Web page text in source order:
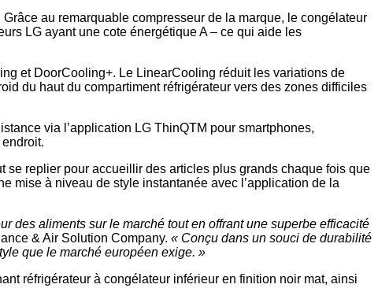
au remarquable compresseur de la marque, le congélateur
LG ayant une cote énergétique A – ce qui aide les
et DoorCooling+. Le LinearCooling réduit les variations de
du haut du compartiment réfrigérateur vers des zones difficiles
via l’application LG ThinQTM pour smartphones,
se replier pour accueillir des articles plus grands chaque fois que
mise à niveau de style instantanée avec l’application de la
des aliments sur le marché tout en offrant une superbe efficacité
& Air Solution Company. « Conçu dans un souci de durabilité
que le marché européen exige. »
réfrigérateur à congélateur inférieur en finition noir mat, ainsi